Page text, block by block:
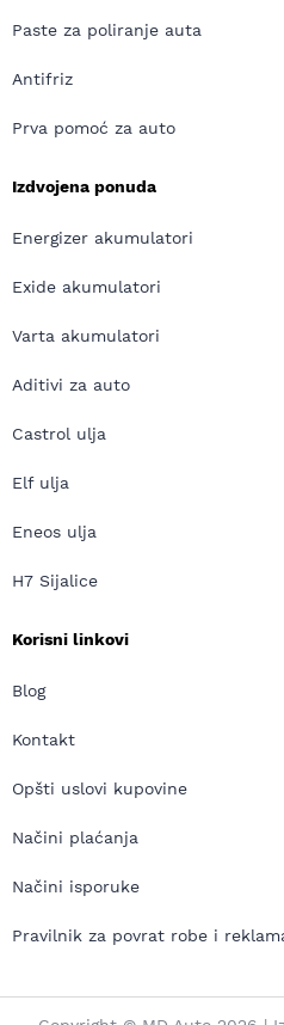
Paste za poliranje auta
Antifriz
Prva pomoć za auto
Izdvojena ponuda
Energizer akumulatori
Exide akumulatori
Varta akumulatori
Aditivi za auto
Castrol ulja
Elf ulja
Eneos ulja
H7 Sijalice
Korisni linkovi
Blog
Kontakt
Opšti uslovi kupovine
Načini plaćanja
Načini isporuke
Pravilnik za povrat robe i